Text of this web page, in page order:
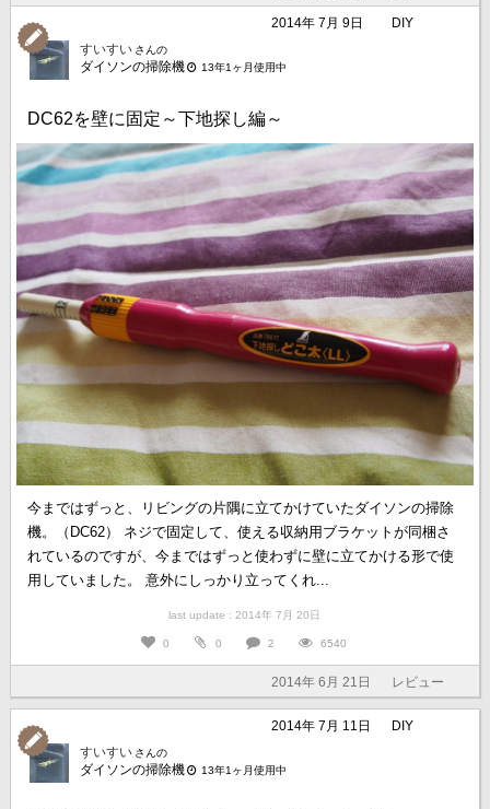
2014年 7月 9日
DIY
すいすい さんの
ダイソンの掃除機 13年1ヶ月使用中
DC62を壁に固定～下地探し編～
今まではずっと、リビングの片隅に立てかけていたダイソンの掃除
機。（DC62） ネジで固定して、使える収納用ブラケットが同梱さ
れているのですが、今まではずっと使わずに壁に立てかける形で使
用していました。 意外にしっかり立ってくれ...
last update : 2014年 7月 20日
0 0 2 6540
2014年 6月 21日 レビュー
2014年 7月 11日
DIY
すいすい さんの
ダイソンの掃除機 13年1ヶ月使用中